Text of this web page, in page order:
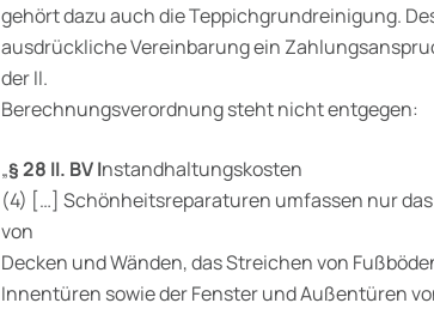
gehört dazu auch die Teppichgrundreinigung.
ausdrückliche Vereinbarung ein
der II.
Berechnungsverordnung steht nicht entgegen:
„§ 28 II. BV Instandhaltungskosten
(4) […] Schönheitsreparaturen umfassen nur
von
Decken und Wänden, das Streichen von
Innentüren sowie der Fenster und Außentüren